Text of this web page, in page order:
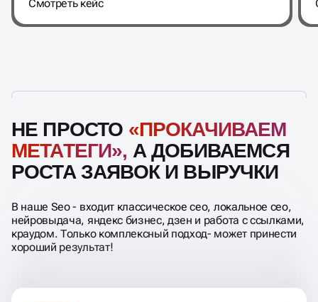
Cмотреть кейс
НЕ ПРОСТО «ПРОКАЧИВАЕМ
МЕТАТЕГИ», А ДОБИВАЕМСЯ
РОСТА ЗАЯВОК И ВЫРУЧКИ
В наше Seo - входит классическое сео, локальное сео,
нейровыдача, яндекс бизнес, дзен и работа с ссылками,
краудом. Только комплексный подход- может принести
хороший результат!